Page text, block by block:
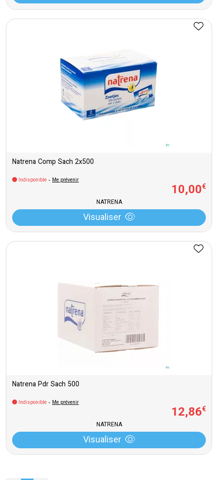
Natrena Comp Sach 2x500
Indisponible - Me prévenir
10,00€
NATRENA
Visualiser
Natrena Pdr Sach 500
Indisponible - Me prévenir
12,86€
NATRENA
Visualiser